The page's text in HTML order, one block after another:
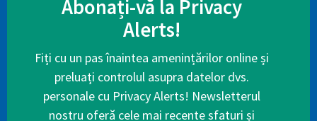
Abonați-vă la Privacy
Alerts!
Fiți cu un pas înaintea amenințărilor online și
preluați controlul asupra datelor dvs.
personale cu Privacy Alerts! Newsletterul
nostru oferă cele mai recente sfaturi și